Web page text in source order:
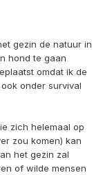
gezin de natuur in
hond te gaan
omdat ik de
onder survival
zich helemaal op
zou komen) kan
het gezin zal
of wilde mensen